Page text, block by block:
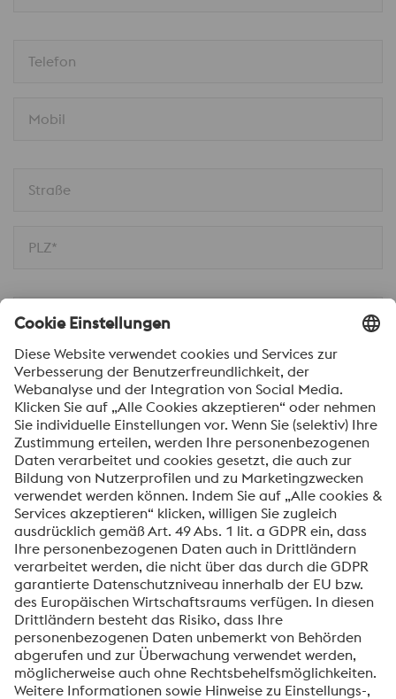
Telefon
Mobil
Straße
PLZ*
Ort
Nachricht*
Ich möchte über voestalpine Neuigkeiten
automatisch informiert werden.
SENDEN
Anti-Roboter-Verifizierung
Hier klicken
FriendlyCaptcha ⇗